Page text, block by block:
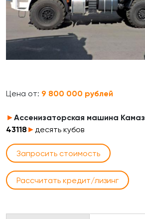
Цена от: 9 800 000 рублей
►Ассенизаторская машина Камаз
43118 ► десять кубов
Запросить стоимость
Рассчитать кредит/лизинг